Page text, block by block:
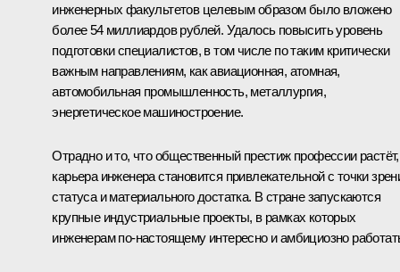
инженерных факультетов целевым образом было вложено
более 54 миллиардов рублей. Удалось повысить уровень
подготовки специалистов, в том числе по таким критически
важным направлениям, как авиационная, атомная,
автомобильная промышленность, металлургия,
энергетическое машиностроение.
Отрадно и то, что общественный престиж профессии растёт,
карьера инженера становится привлекательной с точки
статуса и материального достатка. В стране запускаются
крупные индустриальные проекты, в рамках которых
инженерам по‑настоящему интересно и амбициозно